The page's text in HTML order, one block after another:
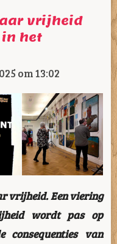
vrijheid
het
om 13:02
vrijheid. Een viering
wordt pas op
consequenties van